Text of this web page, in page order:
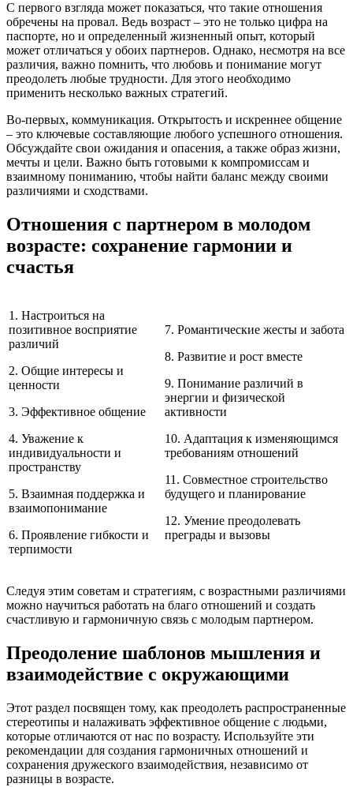
С первого взгляда может показаться, что такие отношения
обречены на провал. Ведь возраст – это не только цифра на
паспорте, но и определенный жизненный опыт, который
может отличаться у обоих партнеров. Однако, несмотря на все
различия, важно помнить, что любовь и понимание могут
преодолеть любые трудности. Для этого необходимо
применить несколько важных стратегий.
Во-первых, коммуникация. Открытость и искреннее общение
– это ключевые составляющие любого успешного отношения.
Обсуждайте свои ожидания и опасения, а также образ жизни,
мечты и цели. Важно быть готовыми к компромиссам и
взаимному пониманию, чтобы найти баланс между своими
различиями и сходствами.
Отношения с партнером в молодом
возрасте: сохранение гармонии и
счастья
1. Настроиться на
позитивное восприятие
различий
2. Общие интересы и
ценности
3. Эффективное общение
4. Уважение к
индивидуальности и
пространству
5. Взаимная поддержка и
взаимопонимание
6. Проявление гибкости и
терпимости
7. Романтические жесты и забота
8. Развитие и рост вместе
9. Понимание различий в
энергии и физической
активности
10. Адаптация к изменяющимся
требованиям отношений
11. Совместное строительство
будущего и планирование
12. Умение преодолевать
преграды и вызовы
Следуя этим советам и стратегиям, с возрастными различиями
можно научиться работать на благо отношений и создать
счастливую и гармоничную связь с молодым партнером.
Преодоление шаблонов мышления и
взаимодействие с окружающими
Этот раздел посвящен тому, как преодолеть распространенные
стереотипы и налаживать эффективное общение с людьми,
которые отличаются от нас по возрасту. Используйте эти
рекомендации для создания гармоничных отношений и
сохранения дружеского взаимодействия, независимо от
разницы в возрасте.